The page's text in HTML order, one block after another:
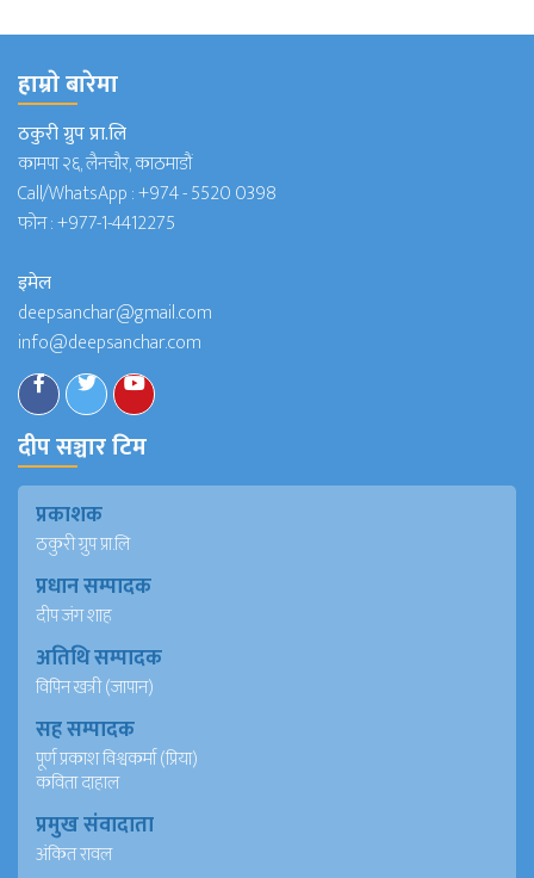
हाम्राे बारेमा
ठकुरी ग्रुप प्रा.लि
कामपा २६, लैनचौर, काठमाडौं
Call/WhatsApp :+974 - 5520 0398
फोन :+977-1-4412275
इमेल
deepsanchar@gmail.com
info@deepsanchar.com
दीप सञ्चार टिम
प्रकाशक
ठकुरी ग्रुप प्रा.लि
प्रधान सम्पादक
दीप जंग शाह
अतिथि सम्पादक
विपिन खत्री (जापान)
सह सम्पादक
पूर्ण प्रकाश विश्वकर्मा (प्रिया)
कविता दाहाल
प्रमुख संवादाता
अंकित रावल